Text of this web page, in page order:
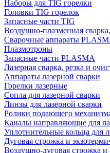
Наборы для TIG горелки
Головки TIG горелок
Запасные части TIG
Воздушно-плазменная
Сварочные аппараты
Плазмотроны
Запасные части PLASMA
Лазерная сварка, резка и
Аппараты лазерной сварки
Горелки лазерные
Сопла для лазерной сварки
Линзы для лазерной сварки
Ролики подающего
Каналы направляющие для
Уплотнительные кольца для
Дуговая строжка и
Воздушно-дуговая строжка и